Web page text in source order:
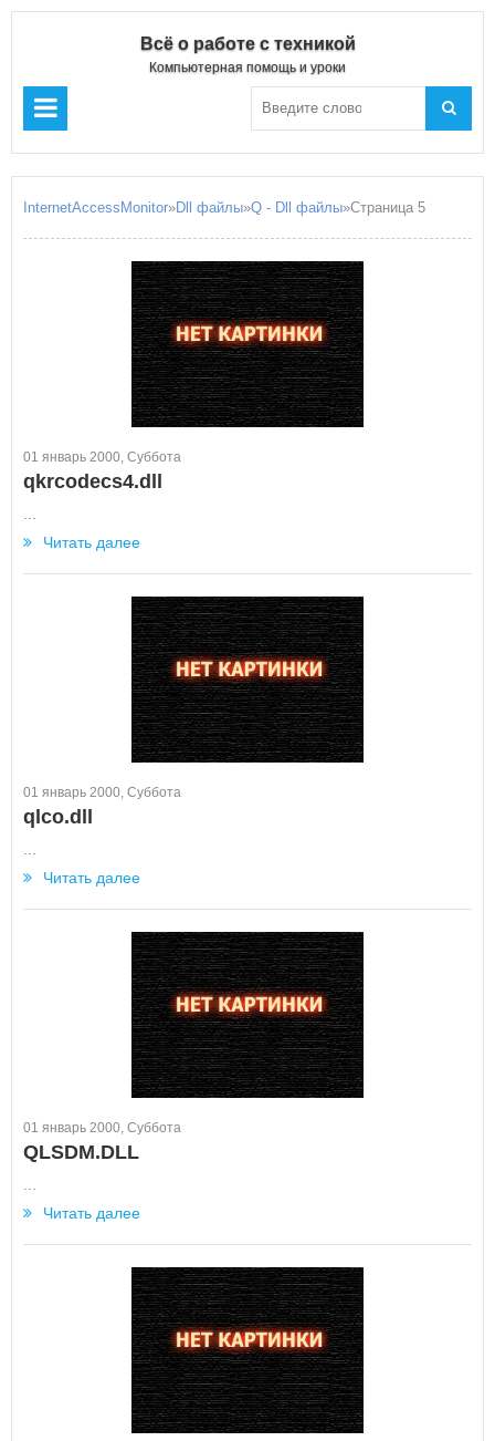
Всё о работе с техникой
Компьютерная помощь и уроки
InternetAccessMonitor»Dll файлы»Q - Dll файлы»Страница 5
01 январь 2000, Суббота
qkrcodecs4.dll
Читать далее
01 январь 2000, Суббота
qlco.dll
Читать далее
01 январь 2000, Суббота
QLSDM.DLL
Читать далее